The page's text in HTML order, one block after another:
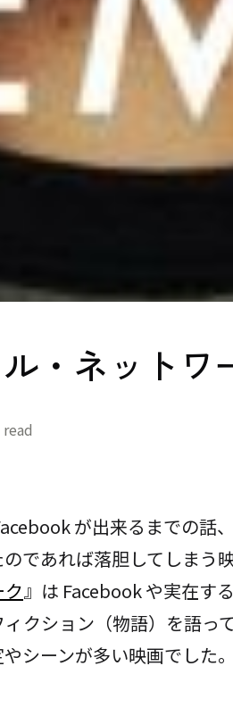
・ネットワ
が出来るまでの話
であれば落胆してしまう
』は Facebook や実在す
クション（物語）を語っ
シーンが多い映画でした。